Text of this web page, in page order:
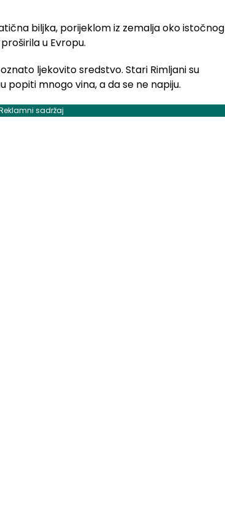
biljka, porijeklom iz zemalja oko istočnog
u Evropu.
ljekovito sredstvo. Stari Rimljani su
popiti mnogo vina, a da se ne napiju.
sadržaj